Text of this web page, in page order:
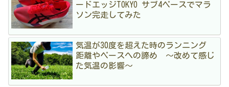
ードエッジTOKYO サブ4ペースでマラ
ソン完走してみた
気温が30度を超えた時のランニング
距離やペースへの諦め 〜改めて感じ
た気温の影響〜